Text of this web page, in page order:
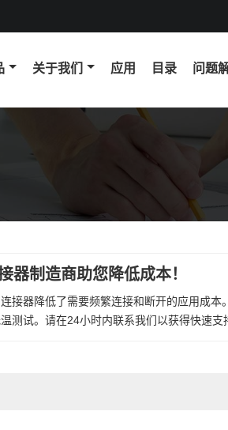
关于我们 应用 目录 问题
器制造商助您降低成本！
接器降低了需要频繁连接和断开的应用成
测试。请在24小时内联系我们以获得快速支